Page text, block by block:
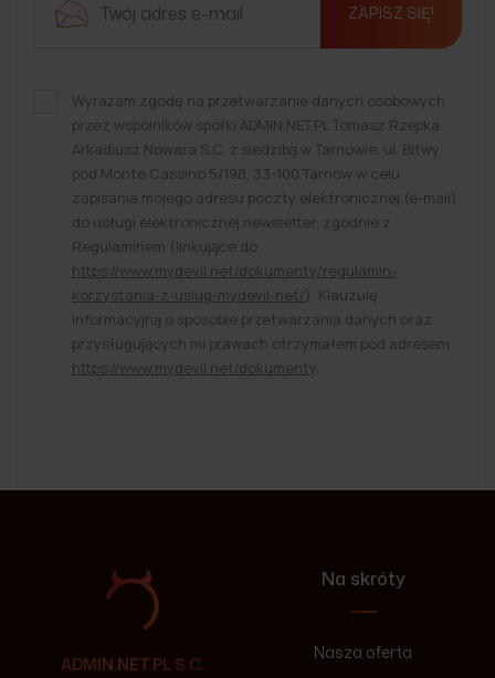
ZAPISZ SIĘ!
Wyrażam zgodę na przetwarzanie danych osobowych
przez wspólników spółki ADMIN.NET.PL Tomasz Rzepka
Arkadiusz Nowara S.C. z siedzibą w Tarnowie, ul. Bitwy
pod Monte Cassino 5/198, 33-100 Tarnów w celu
zapisania mojego adresu poczty elektronicznej (e-mail)
do usługi elektronicznej newsletter, zgodnie z
Regulaminem (linkujące do
https://www.mydevil.net/dokumenty/regulamin-
korzystania-z-uslug-mydevil-net/). Klauzulę
informacyjną o sposobie przetwarzania danych oraz
przysługujących mi prawach otrzymałem pod adresem:
https://www.mydevil.net/dokumenty.
ADMIN.NET.PL S.C.
Na skróty
Nasza oferta